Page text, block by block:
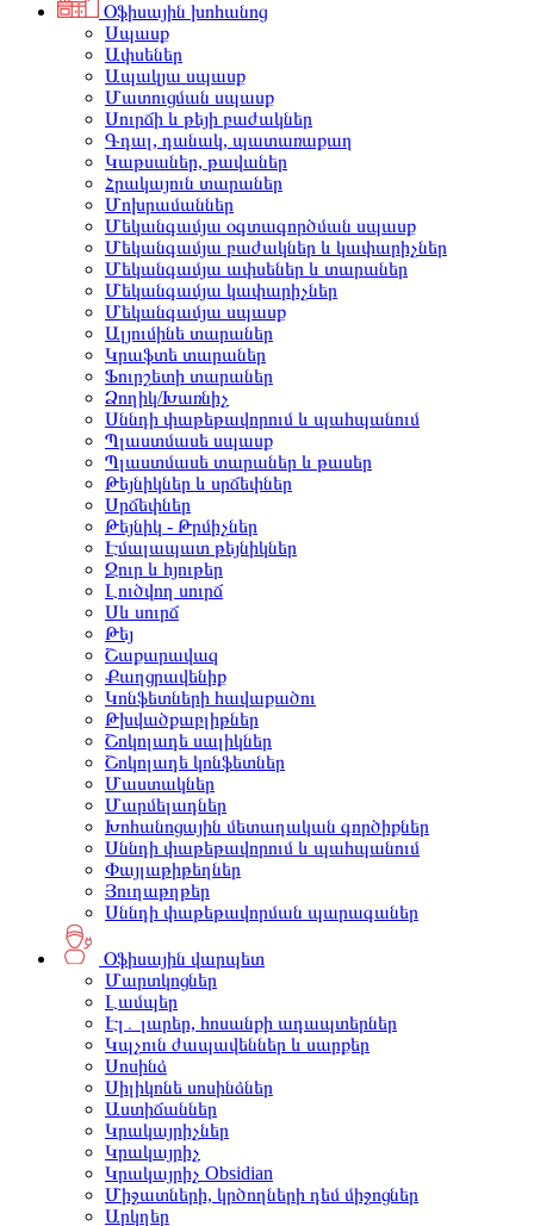
Օֆիսային խոհանոց
Սպասք
Ափսեներ
Ապակյա սպասք
Մատուցման սպասք
Սուրճի և թեյի բաժակներ
Գդալ, դանակ, պատառաքաղ
Կաթսաներ, թավաներ
Հրակայուն տարաներ
Մոխրամաններ
Մեկանգամյա օգտագործման սպասք
Մեկանգամյա բաժակներ և կափարիչներ
Մեկանգամյա ափսեներ և տարաներ
Մեկանգամյա կափարիչներ
Մեկանգամյա սպասք
Ալյումինե տարաներ
Կրաֆտե տարաներ
Ֆուրշետի տարաներ
Ձողիկ/Խառնիչ
Սննդի փաթեթավորում և պահպանում
Պլաստմասե սպասք
Պլաստմասե տարաներ և թասեր
Թեյնիկներ և սրճեփներ
Սրճեփներ
Թեյնիկ - Թրմիչներ
Էմալապատ թեյնիկներ
Ջուր և հյութեր
Լուծվող սուրճ
Սև սուրճ
Թեյ
Շաքարավազ
Քաղցրավենիք
Կոնֆետների հավաքածու
Թխվածքաբլիթներ
Շոկոլադե սալիկներ
Շոկոլադե կոնֆետներ
Մաստակներ
Մարմելադներ
Խոհանոցային մետաղական գործիքներ
Սննդի փաթեթավորում և պահպանում
Փայլաթիթեղներ
Յուղաթղթեր
Սննդի փաթեթավորման պարագաներ
Օֆիսային վարպետ
Մարտկոցներ
Լամպեր
Էլ․ լարեր, հոսանքի ադապտերներ
Կպչուն ժապավեններ և սարքեր
Սոսինձ
Սիլիկոնե սոսինձներ
Աստիճաններ
Կրակայրիչներ
Կրակայրիչ
Կրակայրիչ Obsidian
Միջատների, կրծողների դեմ միջոցներ
Արկղեր